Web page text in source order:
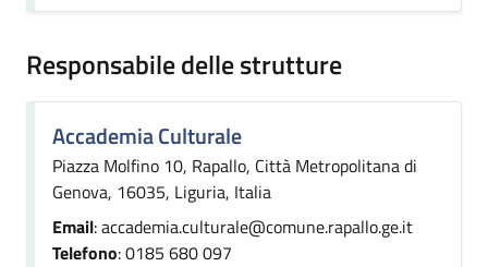
Responsabile delle strutture
Accademia Culturale
Piazza Molfino 10, Rapallo, Città Metropolitana di
Genova, 16035, Liguria, Italia
Email: accademia.culturale@comune.rapallo.ge.it
Telefono: 0185 680 097